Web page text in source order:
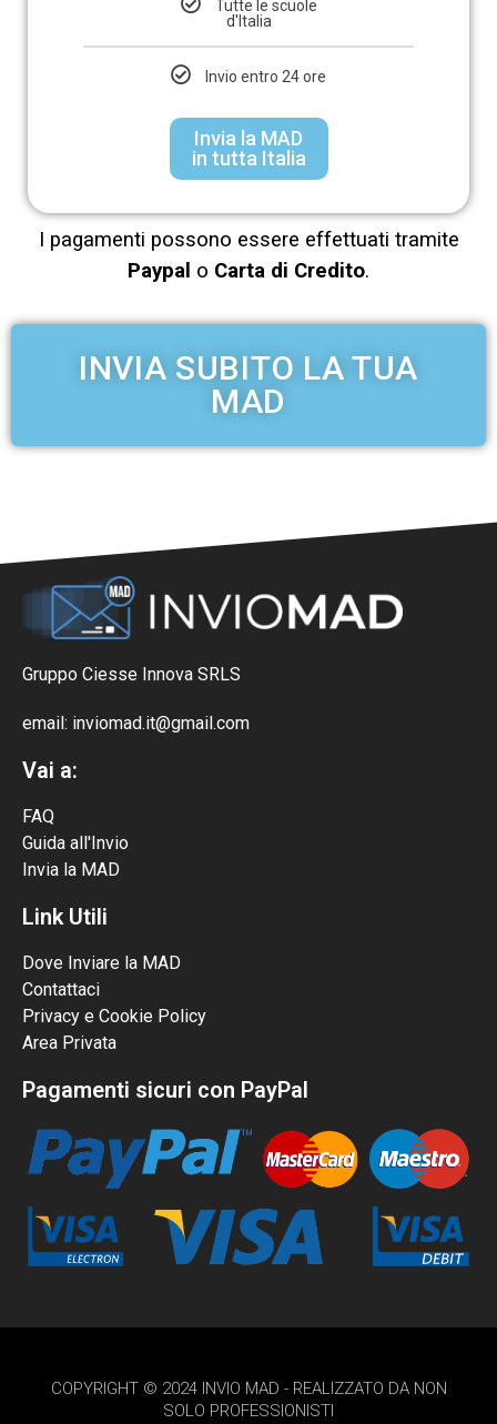
Tutte le scuole
d'Italia
Invio entro 24 ore
Invia la MAD
in tutta Italia
I pagamenti possono essere effettuati tramite
Paypal o Carta di Credito.
INVIA SUBITO LA TUA
MAD
Gruppo Ciesse Innova SRLS
email: inviomad.it@gmail.com
Vai a:
FAQ
Guida all'Invio
Invia la MAD
Link Utili
Dove Inviare la MAD
Contattaci
Privacy e Cookie Policy
Area Privata
Pagamenti sicuri con PayPal
COPYRIGHT © 2024 INVIO MAD - REALIZZATO DA NON
SOLO PROFESSIONISTI